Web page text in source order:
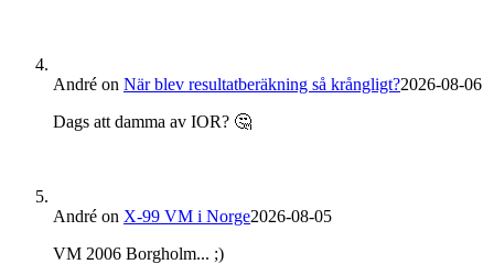
André on När blev resultatberäkning så krångligt?2026-08-06
Dags att damma av IOR? 🤔
André on X-99 VM i Norge2026-08-05
VM 2006 Borgholm... ;)